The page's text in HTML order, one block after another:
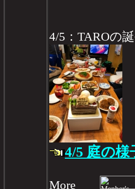
4/5：TAROの
4/5 庭の様
More